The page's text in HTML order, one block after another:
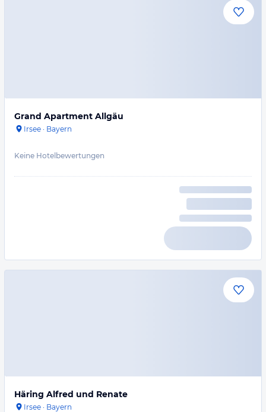
Grand Apartment Allgäu
Irsee · Bayern
Keine Hotelbewertungen
Häring Alfred und Renate
Irsee · Bayern